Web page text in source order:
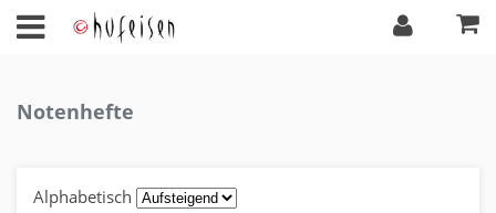
Notenhefte
Alphabetisch